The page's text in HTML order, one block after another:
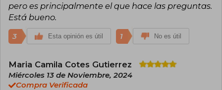
pero es principalmente el que hace las preguntas.
Está bueno.
3 Esta opinión es útil 1 No es útil
Maria Camila Cotes Gutierrez
Miércoles 13 de Noviembre, 2024
Compra Verificada